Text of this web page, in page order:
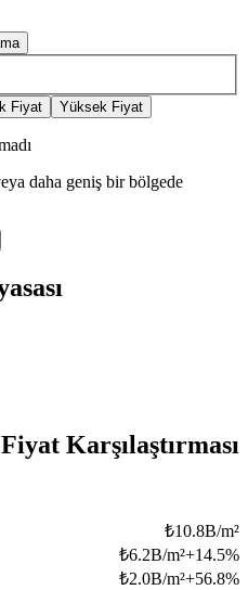
Fiyat Yüksek Fiyat
daha geniş bir bölgede
Karşılaştırması
₺10.8B/m²
₺6.2B/m²+14.5%
₺2.0B/m²+56.8%